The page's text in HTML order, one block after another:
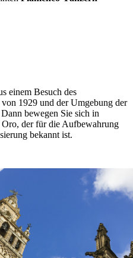
einem Besuch des
1929 und der Umgebung der
bewegen Sie sich in
der für die Aufbewahrung
bekannt ist.